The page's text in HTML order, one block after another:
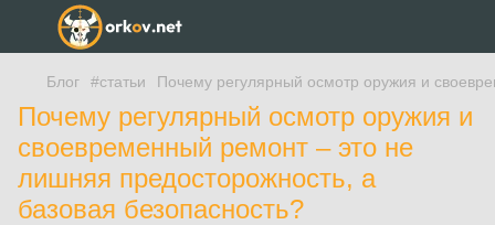
Блог #статьи Почему регулярный осмотр оружия и
Почему регулярный осмотр оружия и
своевременный ремонт – это не
лишняя предосторожность, а
базовая безопасность?